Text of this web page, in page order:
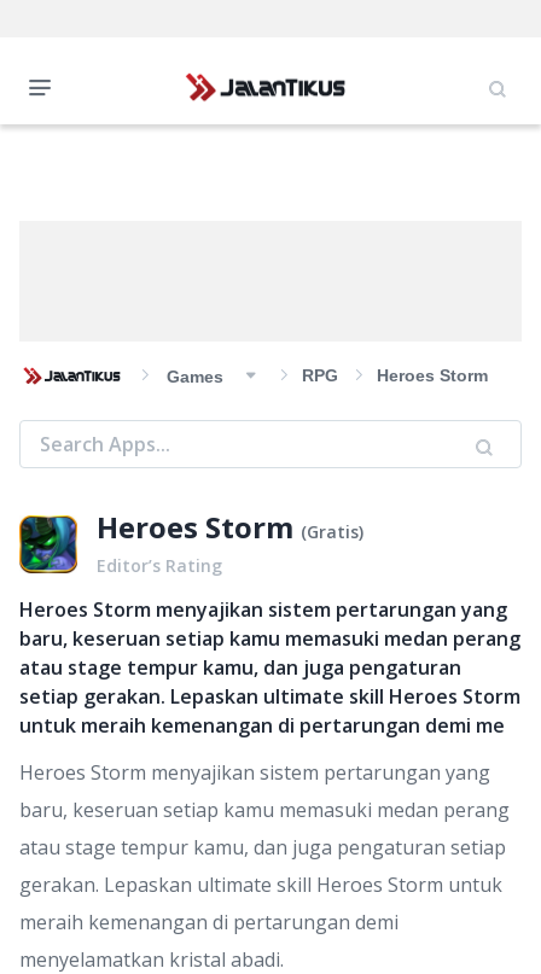
Games RPG Heroes Storm
Heroes Storm (Gratis)
Editor’s Rating
Heroes Storm menyajikan sistem pertarungan yang
baru, keseruan setiap kamu memasuki medan perang
atau stage tempur kamu, dan juga pengaturan
setiap gerakan. Lepaskan ultimate skill Heroes Storm
untuk meraih kemenangan di pertarungan demi me
Heroes Storm menyajikan sistem pertarungan yang
baru, keseruan setiap kamu memasuki medan perang
atau stage tempur kamu, dan juga pengaturan setiap
gerakan. Lepaskan ultimate skill Heroes Storm untuk
meraih kemenangan di pertarungan demi
menyelamatkan kristal abadi.